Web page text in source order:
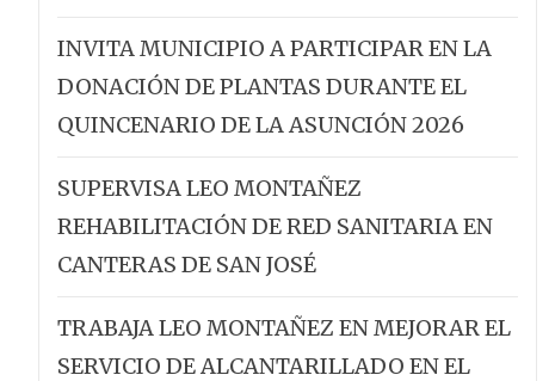
INVITA MUNICIPIO A PARTICIPAR EN LA
DONACIÓN DE PLANTAS DURANTE EL
QUINCENARIO DE LA ASUNCIÓN 2026
SUPERVISA LEO MONTAÑEZ
REHABILITACIÓN DE RED SANITARIA EN
CANTERAS DE SAN JOSÉ
TRABAJA LEO MONTAÑEZ EN MEJORAR EL
SERVICIO DE ALCANTARILLADO EN EL